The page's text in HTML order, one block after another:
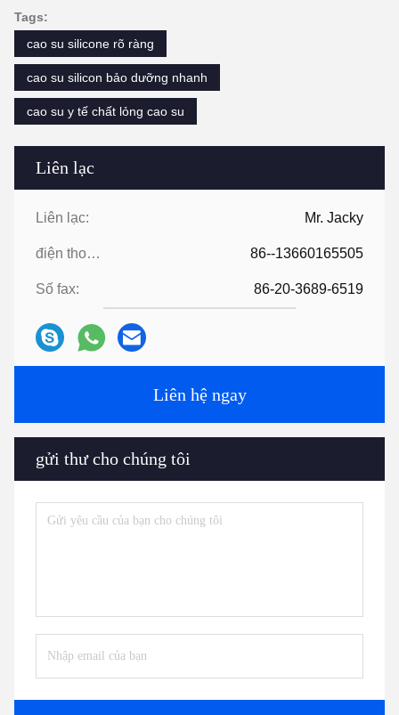
Liên lạc
Liên lạc: Mr. Jacky
điện thoại: 86--13660165505
Số fax: 86-20-3689-6519
Liên hệ ngay
gửi thư cho chúng tôi
Tags:
cao su silicone rõ ràng
cao su silicon bảo dưỡng nhanh
cao su y tế chất lỏng cao su